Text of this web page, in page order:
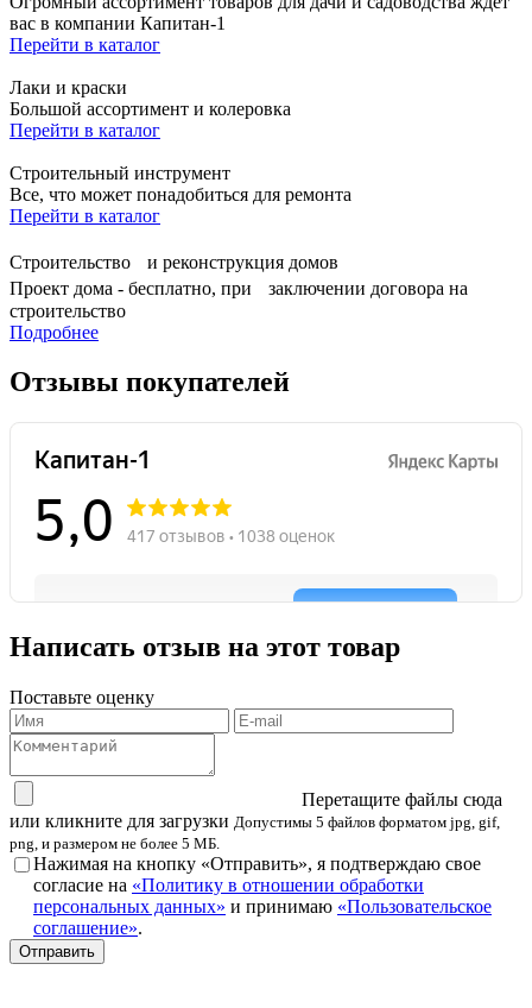
вас в компании Капитан-1
Перейти в каталог
Лаки и краски
Большой ассортимент и колеровка
Перейти в каталог
Строительный инструмент
Все, что может понадобиться для ремонта
Перейти в каталог
Строительство и реконструкция домов
Проект дома - бесплатно, при заключении договора на
строительство
Подробнее
Отзывы покупателей
Написать отзыв на этот товар
Поставьте оценку
Перетащите файлы сюда
или кликните для загрузки Допустимы 5 файлов форматом jpg, gif,
png, и размером не более 5 МБ.
Нажимая на кнопку «Отправить», я подтверждаю свое
согласие на «Политику в отношении обработки
персональных данных» и принимаю «Пользовательское
соглашение».